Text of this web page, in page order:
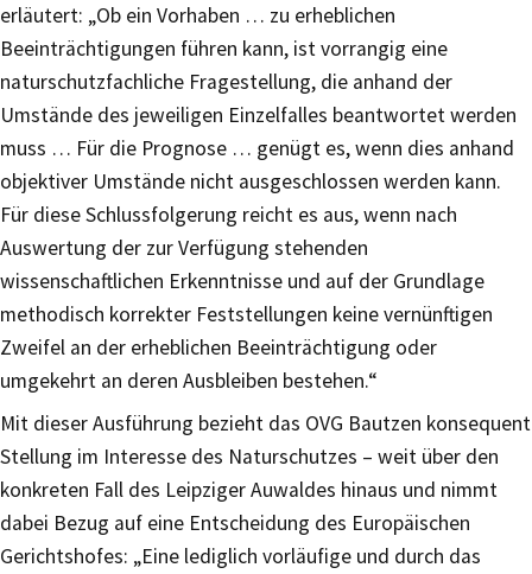
erläutert: „Ob ein Vorhaben … zu erheblichen
Beeinträchtigungen führen kann, ist vorrangig eine
naturschutzfachliche Fragestellung, die anhand der
Umstände des jeweiligen Einzelfalles beantwortet werden
muss … Für die Prognose … genügt es, wenn dies anhand
objektiver Umstände nicht ausgeschlossen werden kann.
Für diese Schlussfolgerung reicht es aus, wenn nach
Auswertung der zur Verfügung stehenden
wissenschaftlichen Erkenntnisse und auf der Grundlage
methodisch korrekter Feststellungen keine vernünftigen
Zweifel an der erheblichen Beeinträchtigung oder
umgekehrt an deren Ausbleiben bestehen.“
Mit dieser Ausführung bezieht das OVG Bautzen konsequent
Stellung im Interesse des Naturschutzes – weit über den
konkreten Fall des Leipziger Auwaldes hinaus und nimmt
dabei Bezug auf eine Entscheidung des Europäischen
Gerichtshofes: „Eine lediglich vorläufige und durch das